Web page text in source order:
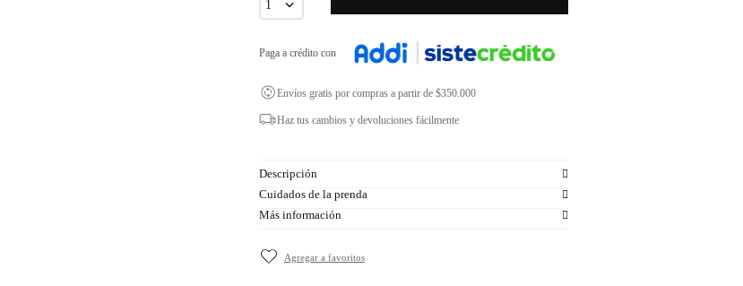
1
Paga a crédito con
Envíos gratis por compras a partir de $350.000
Haz tus cambios y devoluciones fácilmente
Descripción
Cuidados de la prenda
Más información